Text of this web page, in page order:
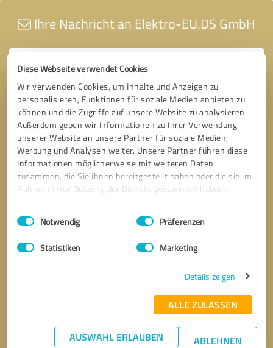
Diese Webseite verwendet Cookies
Wir verwenden Cookies, um Inhalte und Anzeigen zu
personalisieren, Funktionen für soziale Medien anbieten zu
können und die Zugriffe auf unsere Website zu analysieren.
Außerdem geben wir Informationen zu Ihrer Verwendung
unserer Website an unsere Partner für soziale Medien,
Werbung und Analysen weiter. Unsere Partner führen diese
Informationen möglicherweise mit weiteren Daten
zusammen, die Sie ihnen bereitgestellt haben oder die sie im
Rahmen Ihrer Nutzung der Dienste gesammelt haben.
Impressum Datenschutzbestimmungen
Einwilligungsauswahl
Notwendig Präferenzen
Statistiken Marketing
Details zeigen
ALLE ZULASSEN
AUSWAHL ERLAUBEN ABLEHNEN
Ihre Nachricht an Elektro-EU.DS GmbH
* Erforderliche Angaben
Nachricht senden